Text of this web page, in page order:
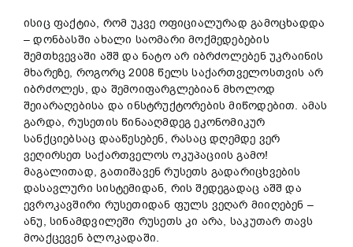
ისიც ფაქტია, რომ უკვე ოფიციალურად გამოცხადდა
– დონბასში ახალი საომარი მოქმედებების
შემთხვევაში აშშ და ნატო არ იბრძოლებენ უკრაინის
მხარეზე, როგორც 2008 წელს საქართველოსთვის არ
იბრძოლეს, და შემოიფარგლებიან მხოლოდ
შეიარაღებისა და ინსტრუქტორების მიწოდებით. ამას
გარდა, რუსეთის წინააღმდეგ ეკონომიკურ
სანქციებსაც დააწესებენ, რასაც დღემდე ვერ
ვეღირსეთ საქართველოს ოკუპაციის გამო!
მაგალითად, გათიშავენ რუსეთს გადარიცხვების
დასავლური სისტემიდან, რის შედეგადაც აშშ და
ევროკავშირი რუსეთიდან ფულს ვეღარ მიიღებენ –
ანუ, სინამდვილეში რუსეთს კი არა, საკუთარ თავს
მოაქცევენ ბლოკადაში.